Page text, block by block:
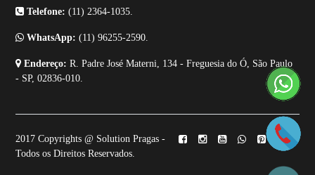
Telefone: (11) 2364-1035.
WhatsApp: (11) 96255-2590.
Endereço: R. Padre José Materni, 134 - Freguesia do Ó, São Paulo
- SP, 02836-010.
2017 Copyrights @ Solution Pragas -
Todos os Direitos Reservados.